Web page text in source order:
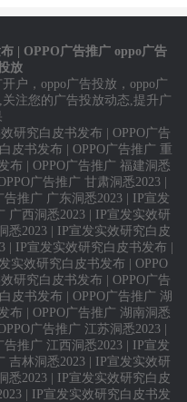
| OPPO广告推广 oppo广告
放
开户 ， oppo广告投放 ， oppo广
注您的广告投放动态,提升广
研究白皮书发布 | OPPO广告
皮书发布 | OPPO广告推广 重
布 | OPPO广告推广 福建洞悉
广告推广 甘肃洞悉2023 |
告推广 广东洞悉2023 | IP宣发
广西洞悉2023 | IP宣发实效研
悉2023 | IP宣发实效研究白皮
| IP宣发实效研究白皮书发布 |
实效研究白皮书发布 | OPPO
研究白皮书发布 | OPPO广告
皮书发布 | OPPO广告推广 湖
布 | OPPO广告推广 湖南洞悉
广告推广 江苏洞悉2023 |
告推广 江西洞悉2023 | IP宣发
吉林洞悉2023 | IP宣发实效研
悉2023 | IP宣发实效研究白皮
| IP宣发实效研究白皮书发